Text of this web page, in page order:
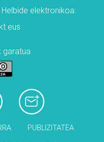
elektronikoa:
garatua
PUBLIZITATEA